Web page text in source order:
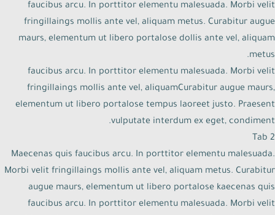
faucibus arcu. In porttitor elementu malesuada. Morbi velit
fringillaings mollis ante vel, aliquam metus. Curabitur augue
maurs, elementum ut libero portalose dollis ante vel, aliquam
metus.
faucibus arcu. In porttitor elementu malesuada. Morbi velit
fringillaings mollis ante vel, aliquamCurabitur augue maurs,
elementum ut libero portalose tempus laoreet justo. Praesent
vulputate interdum ex eget, condiment.
Tab 2
Maecenas quis faucibus arcu. In porttitor elementu malesuada.
Morbi velit fringillaings mollis ante vel, aliquam metus. Curabitur
augue maurs, elementum ut libero portalose kaecenas quis
faucibus arcu. In porttitor elementu malesuada. Morbi velit